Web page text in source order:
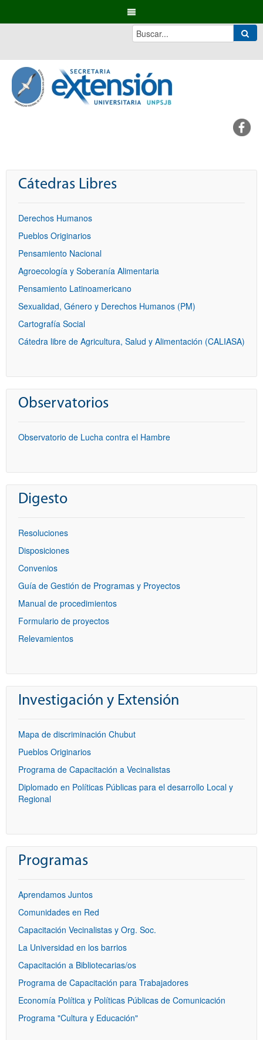
Cátedras Libres
Derechos Humanos
Pueblos Originarios
Pensamiento Nacional
Agroecología y Soberanía Alimentaria
Pensamiento Latinoamericano
Sexualidad, Género y Derechos Humanos (PM)
Cartografía Social
Cátedra libre de Agricultura, Salud y Alimentación (CALIASA)
Observatorios
Observatorio de Lucha contra el Hambre
Digesto
Resoluciones
Disposiciones
Convenios
Guía de Gestión de Programas y Proyectos
Manual de procedimientos
Formulario de proyectos
Relevamientos
Investigación y Extensión
Mapa de discriminación Chubut
Pueblos Originarios
Programa de Capacitación a Vecinalistas
Diplomado en Políticas Públicas para el desarrollo Local y
Regional
Programas
Aprendamos Juntos
Comunidades en Red
Capacitación Vecinalistas y Org. Soc.
La Universidad en los barrios
Capacitación a Bibliotecarias/os
Programa de Capacitación para Trabajadores
Economía Política y Políticas Públicas de Comunicación
Programa "Cultura y Educación"